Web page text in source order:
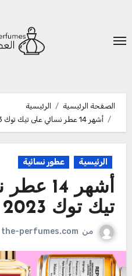
المحتوى
الصفحة الرئيسية
الرئيسية
أشهر 14 عطر نسائي على تيك توك TikTok 2023
الرئيسية عطور نسائية
أشهر
تيك توك TikTok 2023
من the-perfumes.com